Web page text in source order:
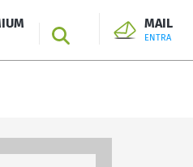
SEARCH
MAIL
ENTRA